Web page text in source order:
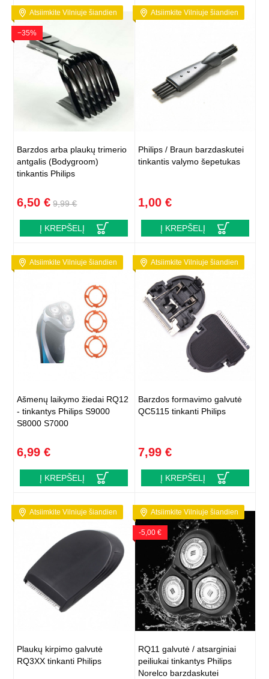
Atsiimkite Vilniuje šiandien
−35%
Barzdos arba plaukų trimerio
antgalis (Bodygroom)
tinkantis Philips
6,50 € 9,99 €
Į KREPŠELĮ
Atsiimkite Vilniuje šiandien
Philips / Braun barzdaskutei
tinkantis valymo šepetukas
1,00 €
Į KREPŠELĮ
Atsiimkite Vilniuje šiandien
Ašmenų laikymo žiedai RQ12
- tinkantys Philips S9000
S8000 S7000
6,99 €
Į KREPŠELĮ
Atsiimkite Vilniuje šiandien
Barzdos formavimo galvutė
QC5115 tinkanti Philips
7,99 €
Į KREPŠELĮ
Atsiimkite Vilniuje šiandien
Plaukų kirpimo galvutė
RQ3XX tinkanti Philips
Atsiimkite Vilniuje šiandien
-5,00 €
RQ11 galvutė / atsarginiai
peiliukai tinkantys Philips
Norelco barzdaskutei